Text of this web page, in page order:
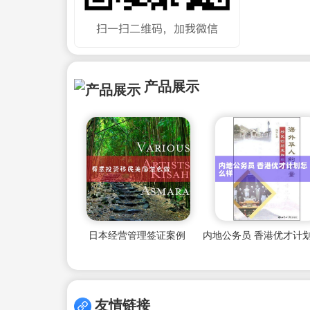
产品展示
日本经营管理签证案例
友情链接